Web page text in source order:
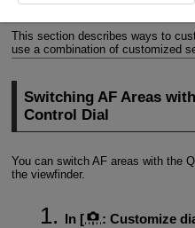
Adjusting the Zone AF Frame
This section describes ways to
use a combination of customized
Switching AF Areas
Control Dial
You can switch AF areas with the
the viewfinder.
In [ : Customize